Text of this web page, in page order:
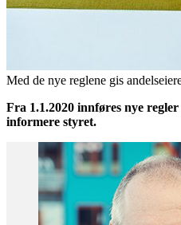
Med de nye reglene gis
Fra 1.1.2020 innføres nye
informere styret.